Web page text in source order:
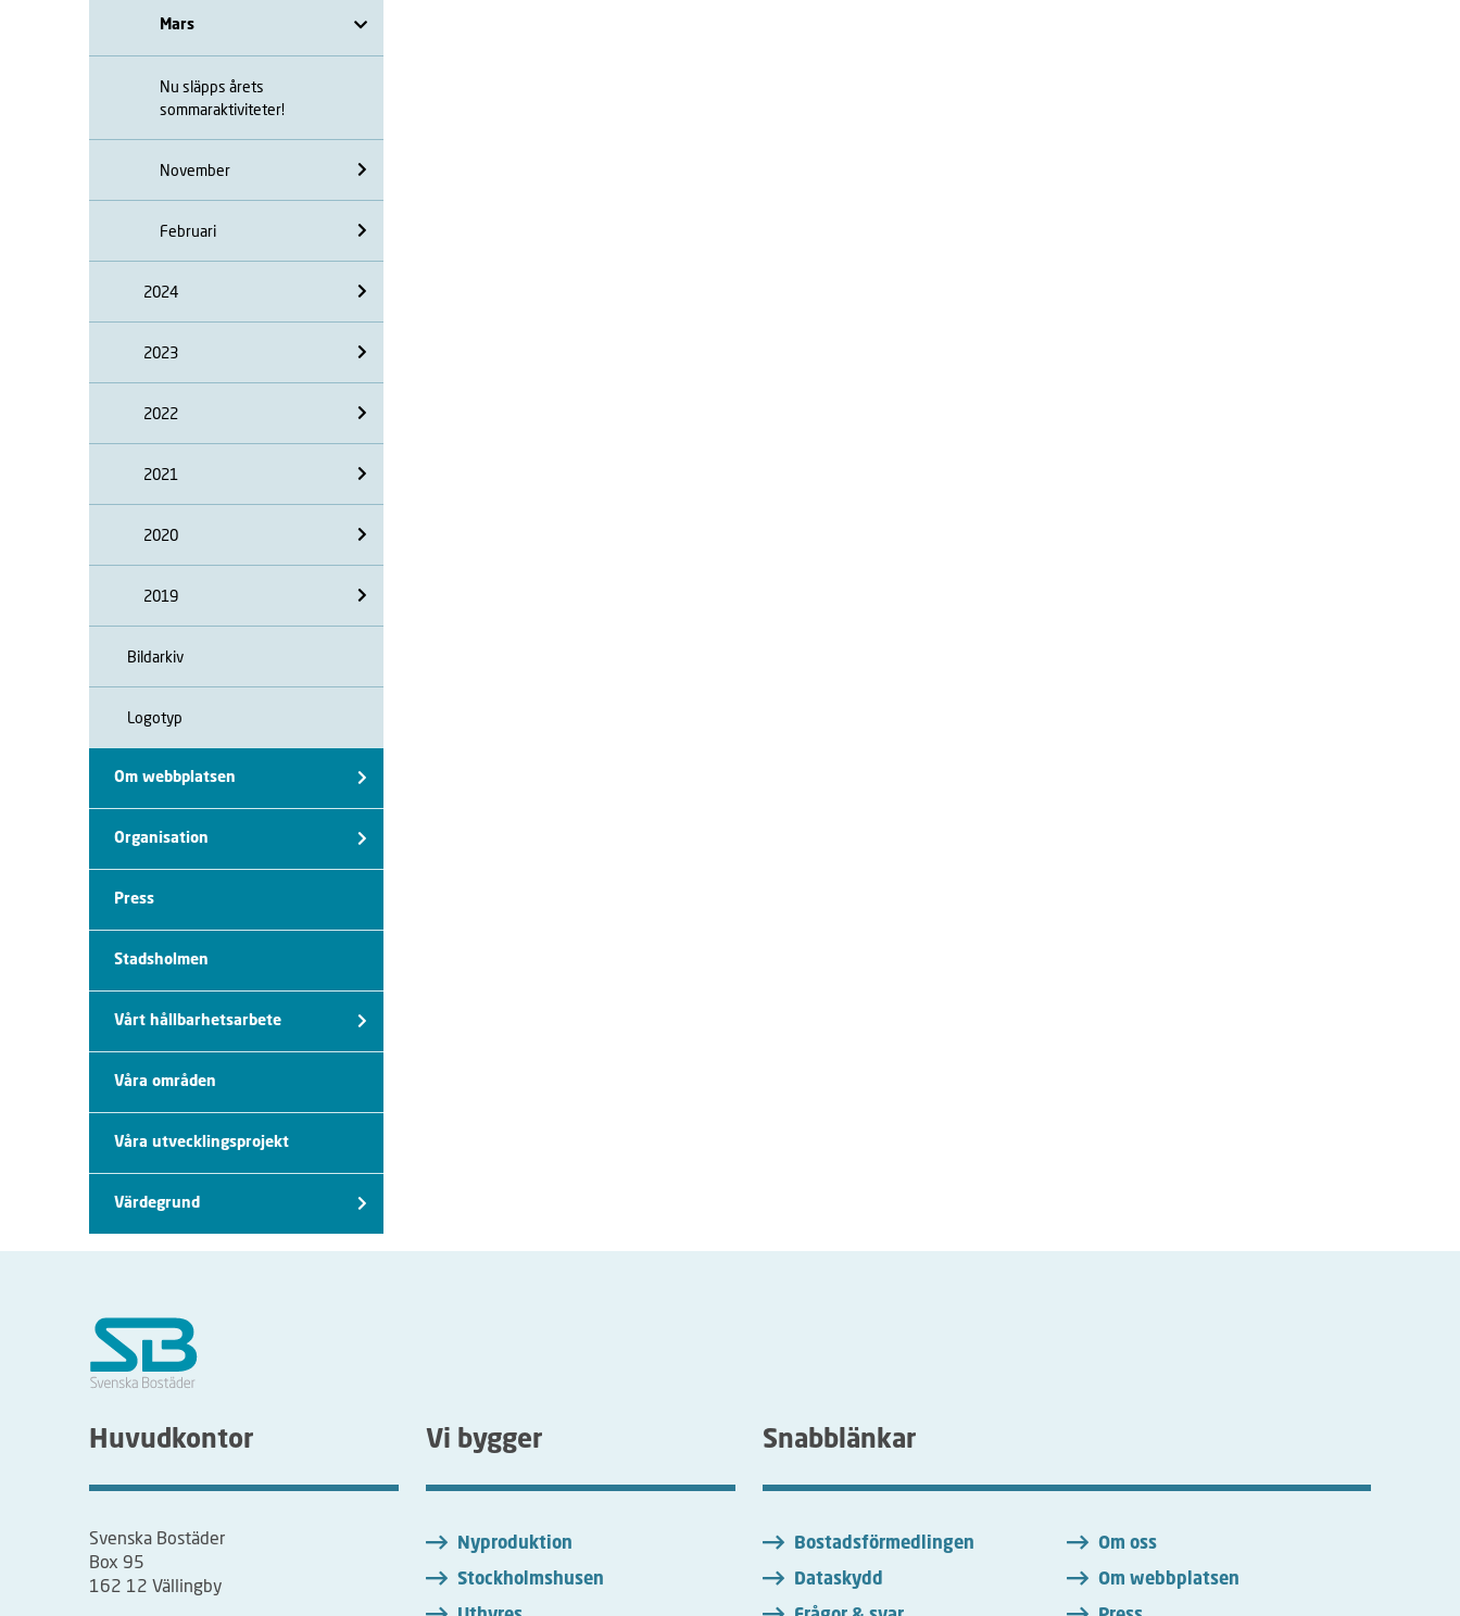
Mars
Nu släpps årets
sommaraktiviteter!
November
Februari
2024
2023
2022
2021
2020
2019
Bildarkiv
Logotyp
Om webbplatsen
Organisation
Press
Stadsholmen
Vårt hållbarhetsarbete
Våra områden
Våra utvecklingsprojekt
Värdegrund
Huvudkontor
Svenska Bostäder
Box 95
162 12 Vällingby
Vi bygger
Nyproduktion
Stockholmshusen
Snabblänkar
Bostadsförmedlingen
Dataskydd
Om oss
Om webbplatsen